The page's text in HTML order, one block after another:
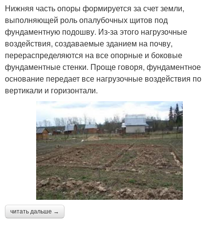
Нижняя часть опоры формируется за счет земли,
выполняющей роль опалубочных щитов под
фундаментную подошву. Из-за этого нагрузочные
воздействия, создаваемые зданием на почву,
перераспределяются на все опорные и боковые
фундаментные стенки. Проще говоря, фундаментное
основание передает все нагрузочные воздействия по
вертикали и горизонтали.
читать дальше →